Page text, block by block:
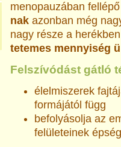
menopauzában
nak azonban még
nagy része a
tetemes mennyiség
Felszívódást gátló
élelmiszerek
formájától függ
befolyásolja az
felületeinek